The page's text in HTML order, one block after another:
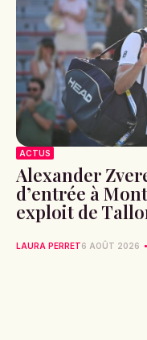
ACTUS
Alexander
d’entrée à
exploit de
LAURA PERRET6 AOÛT 2026